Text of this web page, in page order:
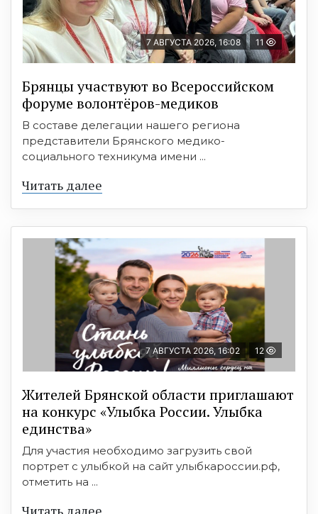
7 АВГУСТА 2026, 16:08 11
Брянцы участвуют во Всероссийском
форуме волонтёров-медиков
В составе делегации нашего региона
представители Брянского медико-
социального техникума имени ...
Читать далее
7 АВГУСТА 2026, 16:02 12
Жителей Брянской области приглашают
на конкурс «Улыбка России. Улыбка
единства»
Для участия необходимо загрузить свой
портрет с улыбкой на сайт улыбкароссии.рф,
отметить на ...
Читать далее